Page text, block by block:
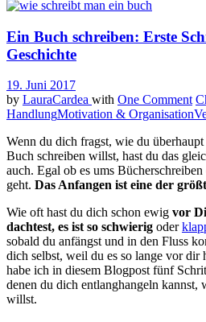
Ein Buch schreiben: Erste
Geschichte
19. Juni 2017
by LauraCardea with One Comment
HandlungMotivation & Organisation
Wenn du dich fragst, wie du
Buch schreiben willst, hast du das
auch. Egal ob es ums
geht. Das Anfangen ist eine der
Wie oft hast du dich schon ewig vor
dachtest, es ist so schwierig oder
sobald du anfängst und in den Fluss
dich selbst, weil du es so lange vor dir
habe ich in diesem Blogpost fünf
denen du dich entlanghangeln kannst,
willst.